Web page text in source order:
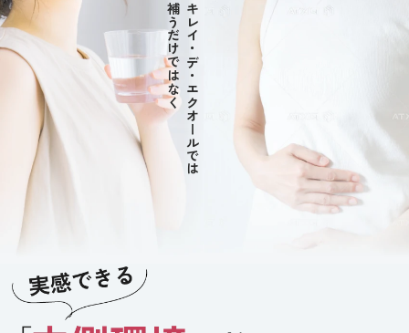
キレイ・デ・エクオールでは
補うだけではなく